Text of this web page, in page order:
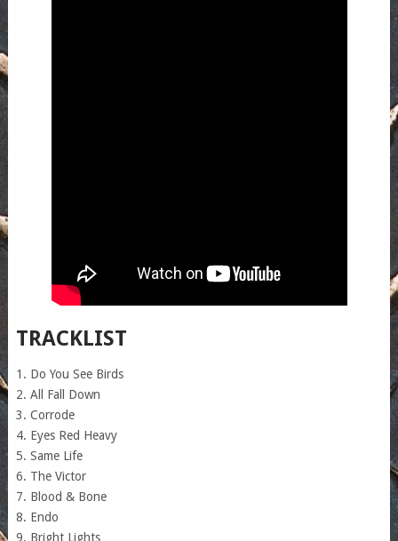
TRACKLIST
1. Do You See Birds
2. All Fall Down
3. Corrode
4. Eyes Red Heavy
5. Same Life
6. The Victor
7. Blood & Bone
8. Endo
9. Bright Lights